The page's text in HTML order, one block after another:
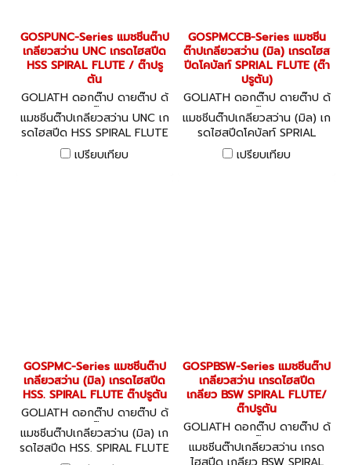
GOSPUNC-Series แมชชีนต๊าป
เกลียวสว่าน UNC เกรดไฮสปีด
HSS SPIRAL FLUTE / ต๊าปรู
ตัน
GOLIATH ดอกต๊าป ดายต๊าป ด้
ามต๊าป
แมชชีนต๊าปเกลียวสว่าน UNC เก
รดไฮสปีด HSS SPIRAL FLUTE
/ ต๊าปรูตัน
เปรียบเทียบ
GOSPMCCB-Series แมชชีน
ต๊าปเกลียวสว่าน (มิล) เกรดไฮส
ปีดโคบัลท์ SPRIAL FLUTE (ต๊า
ปรูตัน)
GOLIATH ดอกต๊าป ดายต๊าป ด้
ามต๊าป
แมชชีนต๊าปเกลียวสว่าน (มิล) เก
รดไฮสปีดโคบัลท์ SPRIAL
FLUTE (ต๊าปรูตัน)
เปรียบเทียบ
GOSPMC-Series แมชชีนต๊าป
เกลียวสว่าน (มิล) เกรดไฮสปีด
HSS. SPIRAL FLUTE ต๊าปรูตัน
GOLIATH ดอกต๊าป ดายต๊าป ด้
ามต๊าป
แมชชีนต๊าปเกลียวสว่าน (มิล) เก
รดไฮสปีด HSS. SPIRAL FLUTE
GOSPBSW-Series แมชชีนต๊าป
เกลียวสว่าน เกรดไฮสปีด
เกลียว BSW SPIRAL FLUTE/
ต๊าปรูตัน
GOLIATH ดอกต๊าป ดายต๊าป ด้
ามต๊าป
แมชชีนต๊าปเกลียวสว่าน เกรด